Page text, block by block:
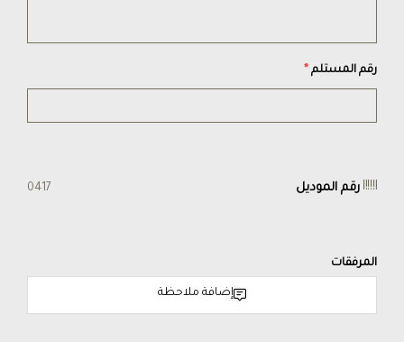
رقم المستلم *
رقم الموديل 0417
المرفقات
إضافة ملاحظة